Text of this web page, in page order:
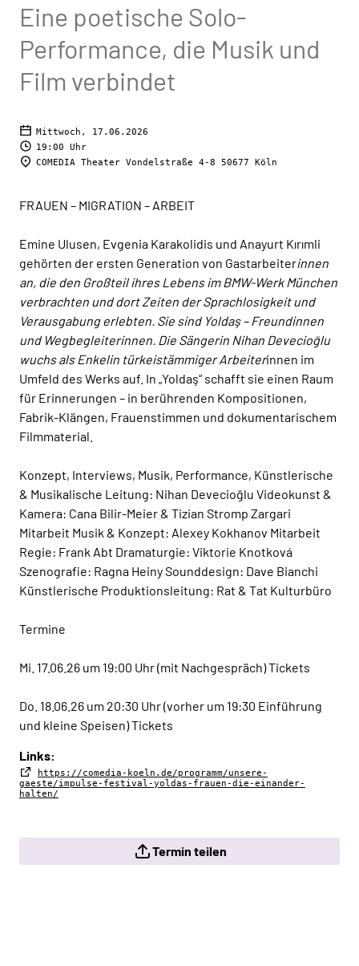
Eine poetische Solo-
Performance, die Musik und
Film verbindet
Mittwoch, 17.06.2026
19:00 Uhr
COMEDIA Theater Vondelstraße 4-8 50677 Köln
FRAUEN – MIGRATION – ARBEIT
Emine Ulusen, Evgenia Karakolidis und Anayurt Kırımli
gehörten der ersten Generation von Gastarbeiterinnen
an, die den Großteil ihres Lebens im BMW-Werk München
verbrachten und dort Zeiten der Sprachlosigkeit und
Verausgabung erlebten. Sie sind Yoldaş – Freundinnen
und Wegbegleiterinnen. Die Sängerin Nihan Devecioğlu
wuchs als Enkelin türkeistämmiger Arbeiterinnen im
Umfeld des Werks auf. In „Yoldaş“ schafft sie einen Raum
für Erinnerungen – in berührenden Kompositionen,
Fabrik-Klängen, Frauenstimmen und dokumentarischem
Filmmaterial.
Konzept, Interviews, Musik, Performance, Künstlerische
& Musikalische Leitung: Nihan Devecioğlu Videokunst &
Kamera: Cana Bilir-Meier & Tizian Stromp Zargari
Mitarbeit Musik & Konzept: Alexey Kokhanov Mitarbeit
Regie: Frank Abt Dramaturgie: Viktorie Knotková
Szenografie: Ragna Heiny Sounddesign: Dave Bianchi
Künstlerische Produktionsleitung: Rat & Tat Kulturbüro
Termine
Mi. 17.06.26 um 19:00 Uhr (mit Nachgespräch) Tickets
Do. 18.06.26 um 20:30 Uhr (vorher um 19:30 Einführung
und kleine Speisen) Tickets
Links:
https://comedia-koeln.de/programm/unsere-
gaeste/impulse-festival-yoldas-frauen-die-einander-
halten/
Termin teilen